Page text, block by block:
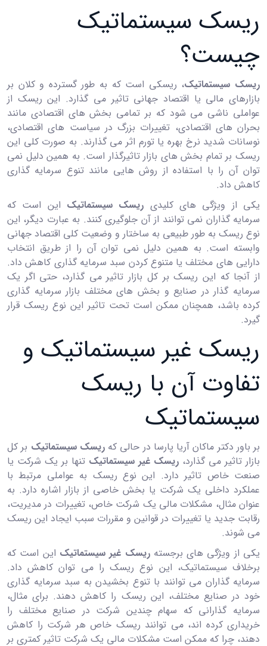
ریسک سیستماتیک
چیست؟
ریسک سیستماتیک، ریسکی است که به طور گسترده و کلان بر
بازارهای مالی یا اقتصاد جهانی تاثیر می ‌گذارد. این ریسک از
عواملی ناشی می‌ شود که بر تمامی بخش ‌های اقتصادی مانند
بحران ‌های اقتصادی، تغییرات بزرگ در سیاست ‌های اقتصادی،
نوسانات شدید نرخ بهره یا تورم اثر می‌ گذارند. به صورت کلی این
ریسک بر تمام بخش‌ های بازار تاثیرگذار است. به همین دلیل نمی
‌توان آن را با استفاده از روش ‌هایی مانند تنوع سرمایه ‌گذاری
کاهش داد.
یکی از ویژگی ‌های کلیدی ریسک سیستماتیک این است که
سرمایه‌ گذاران نمی ‌توانند از آن جلوگیری کنند. به عبارت دیگر، این
نوع ریسک به ‌طور طبیعی به ساختار و وضعیت کلی اقتصاد جهانی
وابسته است. به همین دلیل نمی ‌توان آن را از طریق انتخاب
دارایی ‌های مختلف یا متنوع کردن سبد سرمایه‌ گذاری کاهش داد.
از آنجا که این ریسک بر کل بازار تاثیر می‌ گذارد، حتی اگر یک
سرمایه‌ گذار در صنایع و بخش ‌های مختلف بازار سرمایه ‌گذاری
کرده باشد، همچنان ممکن است تحت تاثیر این نوع ریسک قرار
گیرد.
ریسک غیر سیستماتیک و
تفاوت آن با ریسک
سیستماتیک
بر باور دکتر ماکان آریا پارسا در حالی کهریسک سیستماتیک بر کل
بازار تاثیر می ‌گذارد، ریسک غیر سیستماتیک تنها بر یک شرکت یا
صنعت خاص تاثیر دارد. این نوع ریسک به عواملی مرتبط با
عملکرد داخلی یک شرکت یا بخش خاصی از بازار اشاره دارد. به
عنوان مثال، مشکلات مالی یک شرکت خاص، تغییرات در مدیریت،
رقابت جدید یا تغییرات در قوانین و مقررات سبب ایجاد این ریسک
می شوند.
یکی از ویژگی‌ های برجستهریسک غیر سیستماتیک این است که
برخلاف سیستماتیک، این نوع ریسک را می توان کاهش داد.
سرمایه‌ گذاران می‌ توانند با تنوع بخشیدن به سبد سرمایه ‌گذاری
خود در صنایع مختلف، این ریسک را کاهش دهند. برای مثال،
سرمایه ‌گذارانی که سهام چندین شرکت در صنایع مختلف را
خریداری کرده‌ اند، می ‌توانند ریسک خاص هر شرکت را کاهش
دهند، چرا که ممکن است مشکلات مالی یک شرکت تاثیر کمتری بر